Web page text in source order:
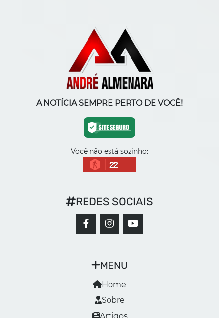
A NOTÍCIA SEMPRE PERTO DE VOCÊ!
Você não está sozinho:
22
MENU
Home
Sobre
Artigos
REDES SOCIAIS